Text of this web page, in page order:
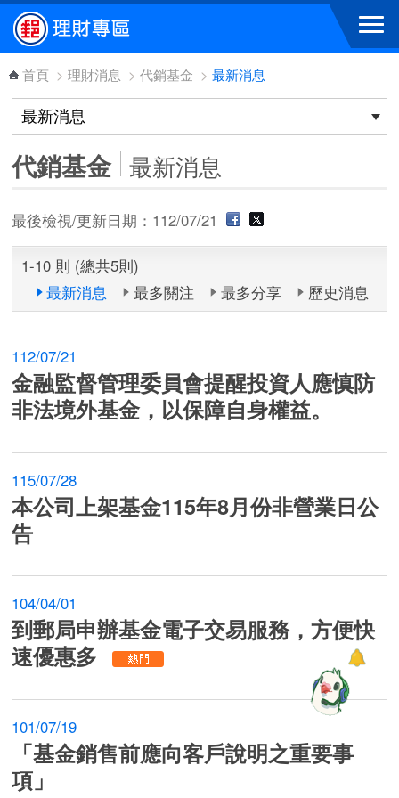
跳到主要內容區塊
首頁 > 理財消息 > 代銷基金 > 最新消息
代銷基金 最新消息
最後檢視/更新日期：112/07/21
1-10 則 (總共5則)
最新消息
最多關注 最多分享 歷史消息
112/07/21
金融監督管理委員會提醒投資人應慎防
非法境外基金，以保障自身權益。
115/07/28
本公司上架基金115年8月份非營業日公
告
104/04/01
到郵局申辦基金電子交易服務，方便快
速優惠多
101/07/19
「基金銷售前應向客戶說明之重要事
項」